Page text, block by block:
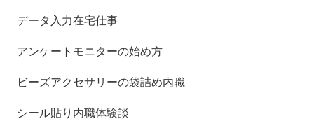
データ入力在宅仕事
アンケートモニターの始め方
ビーズアクセサリーの袋詰め内職
シール貼り内職体験談